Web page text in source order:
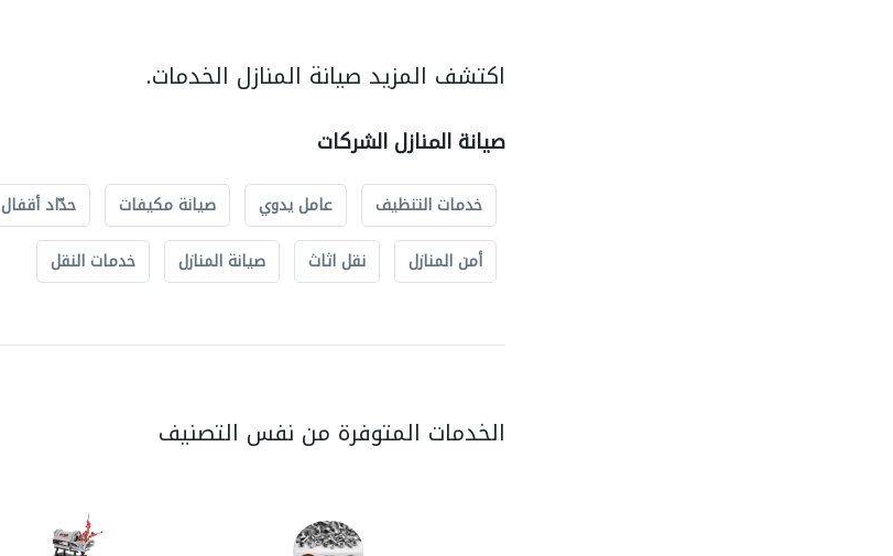
اكتشف المزيد صيانة المنازل الخدمات.
صيانة المنازل الشركات
خدمات التنظيف عامل يدوي صيانة مكيفات حدّاد أقفال
أمن المنازل
نقل اثاث صيانة المنازل خدمات النقل
الخدمات المتوفرة من نفس التصنيف